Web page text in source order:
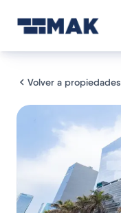
Volver a propiedades